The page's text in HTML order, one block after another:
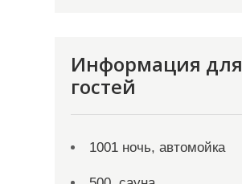
Информация для
гостей
1001 ночь, автомойка